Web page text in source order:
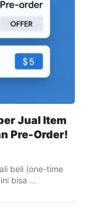
Jual Item
Pre-Order!
beli (one-time
bisa ...